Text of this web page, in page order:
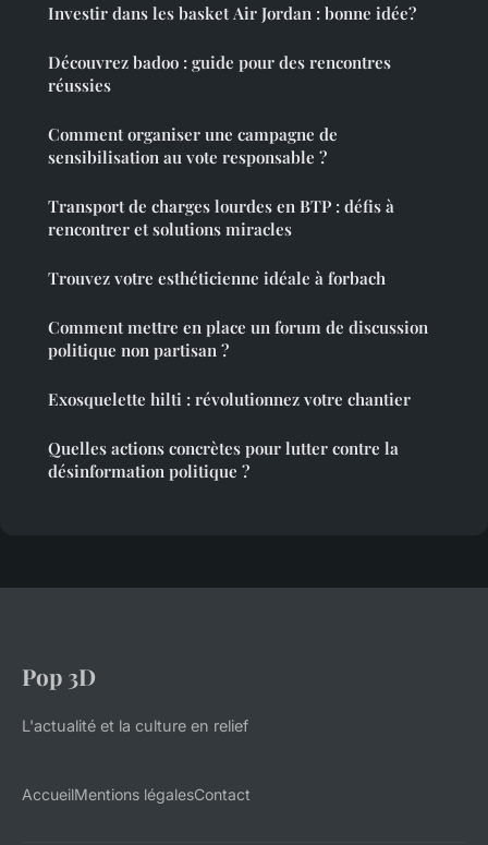
Investir dans les basket Air Jordan : bonne idée?
Découvrez badoo : guide pour des rencontres
réussies
Comment organiser une campagne de
sensibilisation au vote responsable ?
Transport de charges lourdes en BTP : défis à
rencontrer et solutions miracles
Trouvez votre esthéticienne idéale à forbach
Comment mettre en place un forum de discussion
politique non partisan ?
Exosquelette hilti : révolutionnez votre chantier
Quelles actions concrètes pour lutter contre la
désinformation politique ?
Pop 3D
L'actualité et la culture en relief
AccueilMentions légalesContact